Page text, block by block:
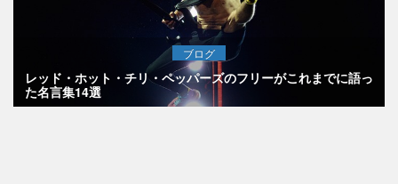
ブログ
レッド・ホット・チリ・ペッパーズのフリーがこれまでに語っ
た名言集14選